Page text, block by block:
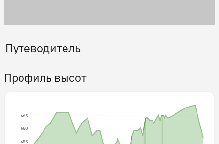
Путеводитель
Профиль высот
655
660
665